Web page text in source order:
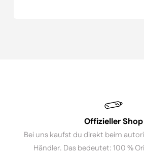
Offizieller Shop
Bei uns kaufst du direkt beim
Händler. Das bedeutet: 100 %